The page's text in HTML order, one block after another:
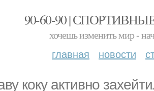
90-60-90 |
хочешь изменить мир -
главная новости
коку активно